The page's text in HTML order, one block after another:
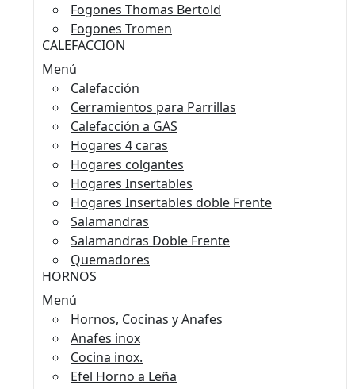
Fogones Thomas Bertold
Fogones Tromen
CALEFACCION
Menú
Calefacción
Cerramientos para Parrillas
Calefacción a GAS
Hogares 4 caras
Hogares colgantes
Hogares Insertables
Hogares Insertables doble Frente
Salamandras
Salamandras Doble Frente
Quemadores
HORNOS
Menú
Hornos, Cocinas y Anafes
Anafes inox
Cocina inox.
Efel Horno a Leña